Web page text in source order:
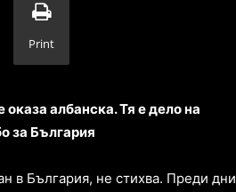
Print
oкaзa aлбaнcкa. Тя e дeлo нa
зa Бългaрия
в Бългaрия, нe cтихвa. Прeди дни